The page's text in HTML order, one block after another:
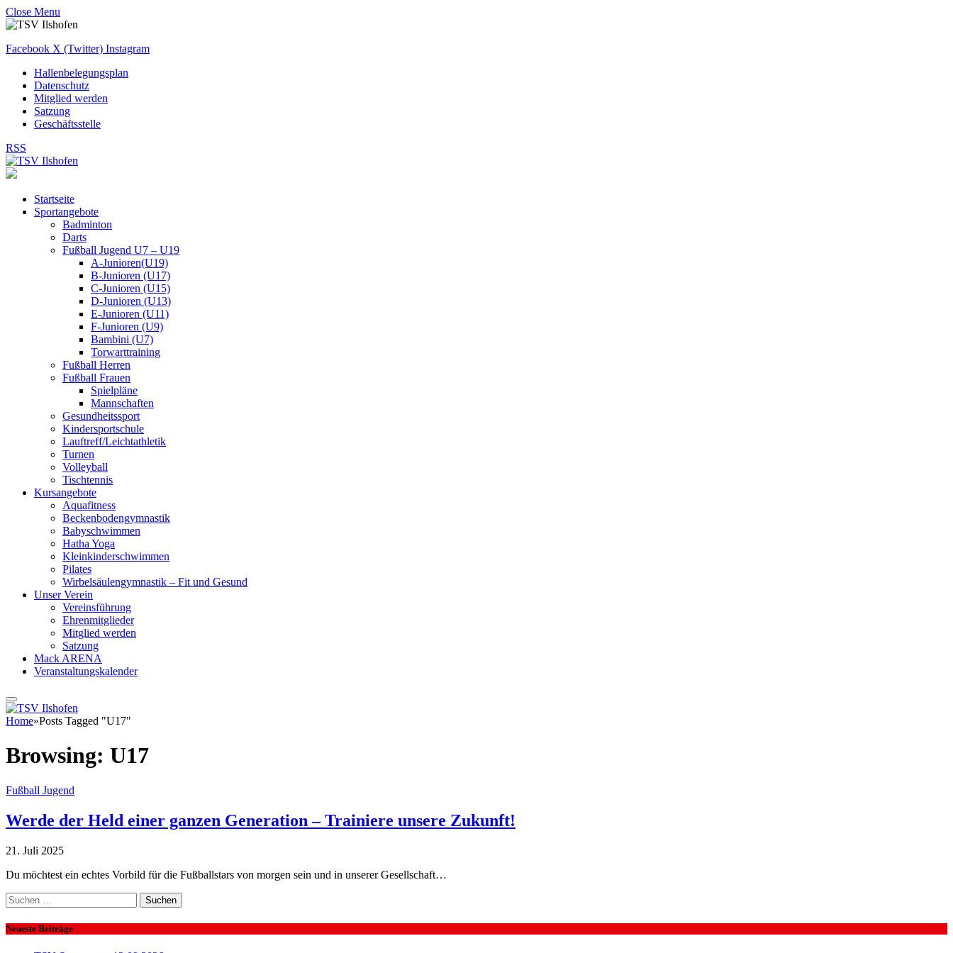
Close Menu
Facebook X (Twitter) Instagram
Hallenbelegungsplan
Datenschutz
Mitglied werden
Satzung
Geschäftsstelle
RSS
Startseite
Sportangebote
Badminton
Darts
Fußball Jugend U7 – U19
A-Junioren(U19)
B-Junioren (U17)
C-Junioren (U15)
D-Junioren (U13)
E-Junioren (U11)
F-Junioren (U9)
Bambini (U7)
Torwarttraining
Fußball Herren
Fußball Frauen
Spielpläne
Mannschaften
Gesundheitssport
Kindersportschule
Lauftreff/Leichtathletik
Turnen
Volleyball
Tischtennis
Kursangebote
Aquafitness
Beckenbodengymnastik
Babyschwimmen
Hatha Yoga
Kleinkinderschwimmen
Pilates
Wirbelsäulengymnastik – Fit und Gesund
Unser Verein
Vereinsführung
Ehrenmitglieder
Mitglied werden
Satzung
Mack ARENA
Veranstaltungskalender
Home»Posts Tagged "U17"
Browsing: U17
Fußball Jugend
Werde der Held einer ganzen Generation – Trainiere unsere Zukunft!
21. Juli 2025
Du möchtest ein echtes Vorbild für die Fußballstars von morgen sein und in unserer Gesellschaft…
Suchen
nach:
Neueste Beiträge